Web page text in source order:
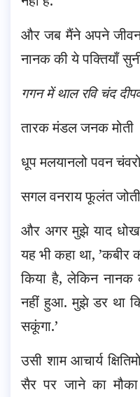
और जब मैंने अपने
नानक की ये पक्तियाँ
गगन में थाल रवि चंद
तारक मंडल जनक मोती
धूप मलयानलो पवन
सगल वनराय फूलंत
और अगर मुझे याद
यह भी कहा था, ’कबीर
किया है, लेकिन नानक
नहीं हुआ. मुझे डर था
सकूंगा.’
उसी शाम आचार्य
सैर पर जाने का मौका